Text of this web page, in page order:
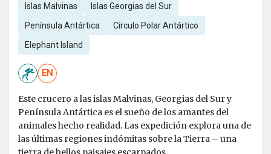
Islas Malvinas Islas Georgias del Sur
Península Antártica Círculo Polar Antártico
Elephant Island
EN
Este crucero a las islas Malvinas, Georgias del Sur y
Península Antártica es el sueño de los amantes del
animales hecho realidad. Las expedición explora una de
las últimas regiones indómitas sobre la Tierra – una